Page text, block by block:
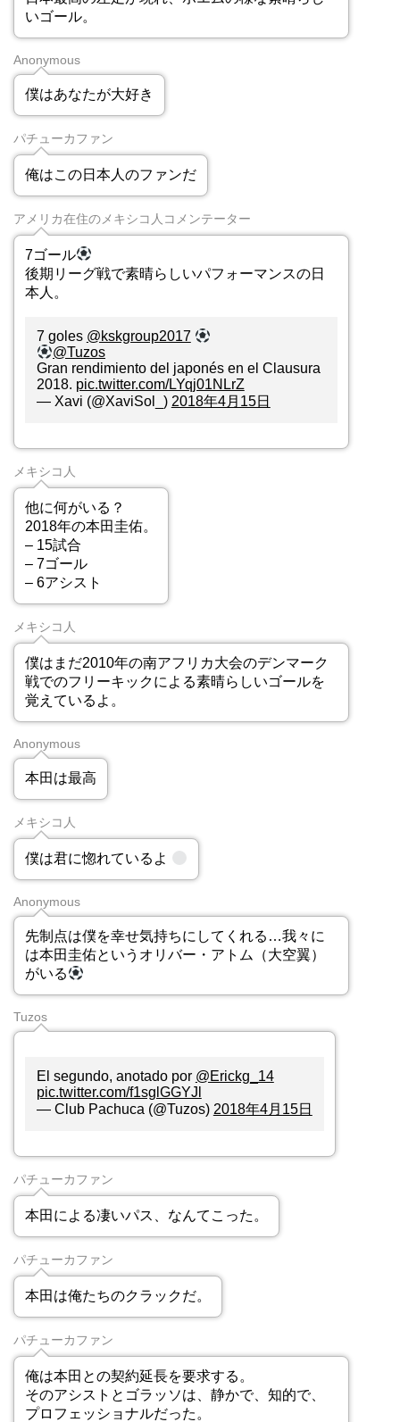
いゴール。
Anonymous
僕はあなたが大好き
パチューカファン
俺はこの日本人のファンだ
アメリカ在住のメキシコ人コメンテーター
7ゴール
後期リーグ戦で素晴らしいパフォーマンスの日
本人。
7 goles @kskgroup2017
@Tuzos
Gran rendimiento del japonés en el Clausura
2018. pic.twitter.com/LYqj01NLrZ
— Xavi (@XaviSol_) 2018年4月15日
メキシコ人
他に何がいる？
2018年の本田圭佑。
– 15試合
– 7ゴール
– 6アシスト
メキシコ人
僕はまだ2010年の南アフリカ大会のデンマーク
戦でのフリーキックによる素晴らしいゴールを
覚えているよ。
Anonymous
本田は最高
メキシコ人
僕は君に惚れているよ
Anonymous
先制点は僕を幸せ気持ちにしてくれる…我々に
は本田圭佑というオリバー・アトム（大空翼）
がいる
Tuzos
El segundo, anotado por @Erickg_14
pic.twitter.com/f1sglGGYJl
— Club Pachuca (@Tuzos) 2018年4月15日
パチューカファン
本田による凄いパス、なんてこった。
パチューカファン
本田は俺たちのクラックだ。
パチューカファン
俺は本田との契約延長を要求する。
そのアシストとゴラッソは、静かで、知的で、
プロフェッショナルだった。